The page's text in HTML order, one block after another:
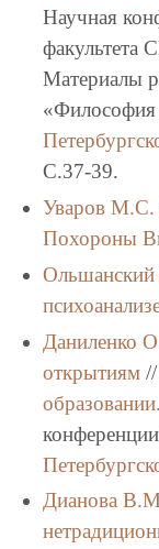
Научная
факультета
Материалы
C.37-39.
Уваров М.С.
Похороны
Даниленко
открытиям//
образовании.
конференции
Дианова